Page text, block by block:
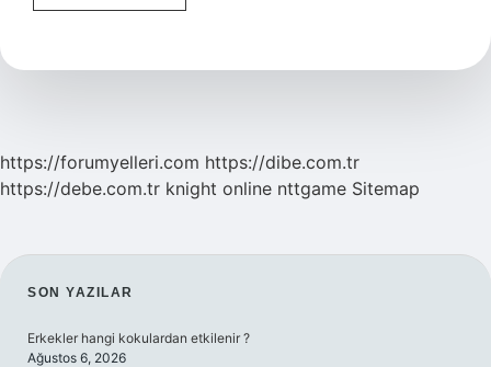
En
Olan
https://forumyelleri.com https://dibe.com.tr
https://debe.com.tr knight online nttgame Sitemap
SIDEBAR
SON YAZILAR
Erkekler hangi kokulardan etkilenir ?
Ağustos 6, 2026